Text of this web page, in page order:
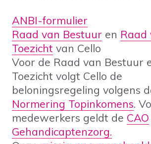
ANBI-formulier
Raad van Bestuur en Raad
Toezicht van Cello
Voor de Raad van Bestuur
Toezicht volgt Cello de
beloningsregeling volgens
Normering Topinkomens.
medewerkers geldt de CAO
Gehandicaptenzorg.